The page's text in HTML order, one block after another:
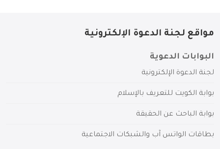
مواقع لجنة الدعوة الإلكترونية
البوابات الدعوية
لجنة الدعوة الإلكترونية
بوابة الكويت للتعريف بالإسلام
بوابة الباحث عن الحقيقة
بطاقات الواتس آب والشبكات الاجتماعية